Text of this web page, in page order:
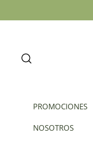
PROMOCIONES
NOSOTROS